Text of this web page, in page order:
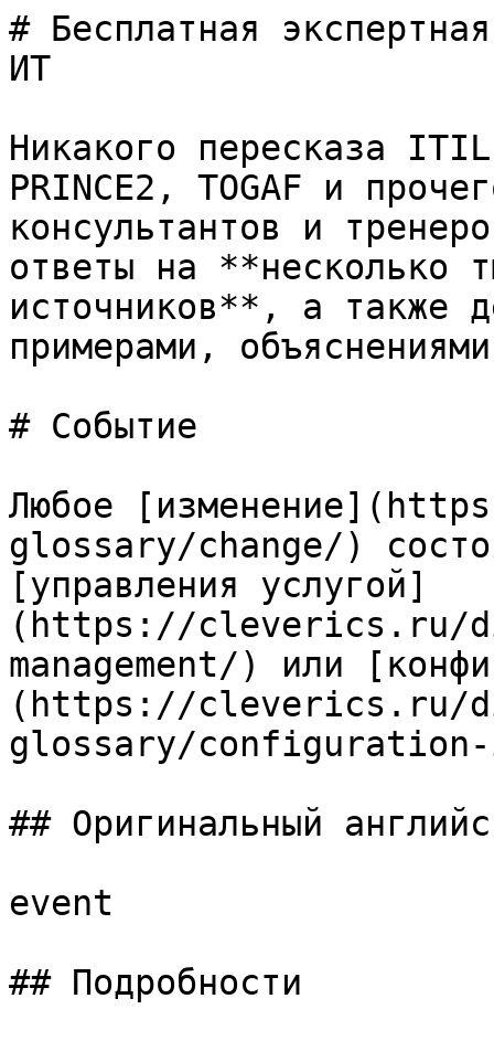
# Бесплатная
ИТ
Никакого пересказа
PRINCE2, TOGAF и
консультантов и
ответы на **несколько
источников**, а также
примерами,
# Событие
Любое
glossary/change/)
[управления услугой]
(https://cleverics.ru/
management/) или
(https://cleverics.ru/
glossary/
## Оригинальный
event
## Подробности